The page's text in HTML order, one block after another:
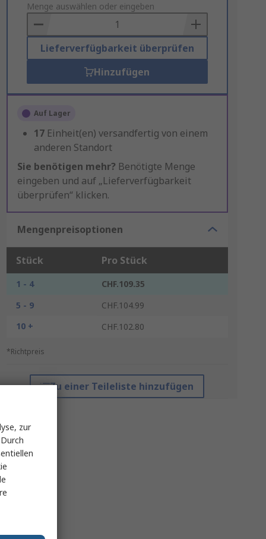
to
Basket
Menge auswählen oder eingeben
Lieferverfügbarkeit überprüfen
Hinzufügen
Auf Lager
17 Einheit(en) versandfertig von einem
anderen Standort
Sie benötigen mehr? Benötigte Menge
eingeben und auf „Lieferverfügbarkeit
überprüfen“ klicken.
Mengenpreisoptionen
Stück Pro Stück
1 - 4
CHF.109.35
5 - 9
CHF.104.99
10 +
CHF.102.80
*Richtpreis
Zu einer Teileliste hinzufügen
zur